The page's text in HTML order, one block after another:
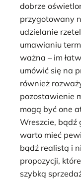
dobrze
przygotowany
udzielanie
umawianiu
ważna – im
umówić się na
również
pozostawienie
mogą być one
Wreszcie, bądź
warto mieć
bądź realistą i
propozycji,
szybką